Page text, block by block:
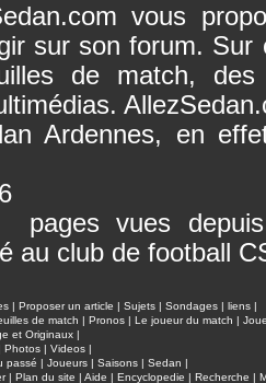
vous
sur son forum.
de match, des
Ardennes, en
pages vues
au club de football
| Proposer un article | Sujets | Sondages | liens |
de match | Pronos | Le joueur du match |
et Originaux |
Photos | Videos |
passé | Joueurs | Saisons | Sedan |
| Plan du site | Aide | Encyclopedie | Recherche |